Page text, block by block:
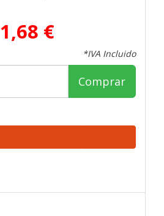
1,68 €
*IVA Incluido
Comprar